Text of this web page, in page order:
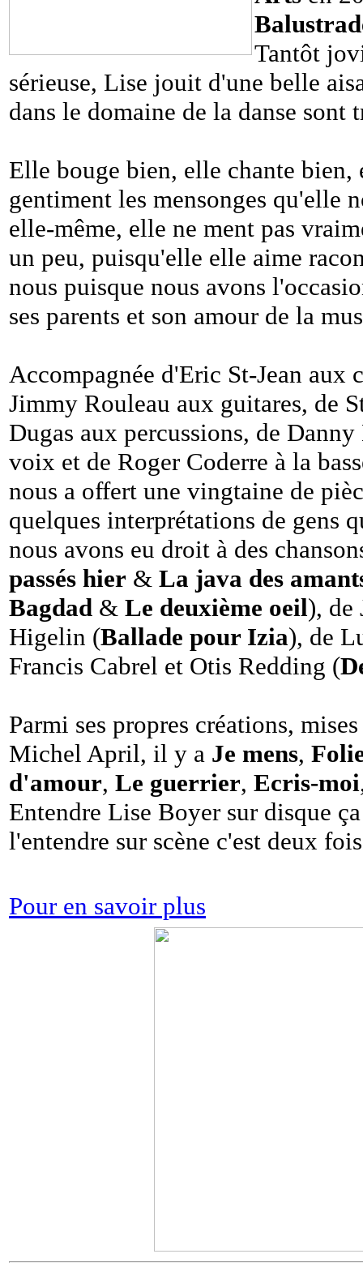
Tantôt
sérieuse, Lise jouit d'une belle
dans le domaine de la danse sont
Elle bouge bien, elle chante
gentiment les mensonges qu'elle
elle-même, elle ne ment pas
un peu, puisqu'elle elle aime
nous puisque nous avons
ses parents et son amour de la
Accompagnée d'Eric St-Jean aux
Jimmy Rouleau aux guitares, de
Dugas aux percussions, de
voix et de Roger Coderre à la
nous a offert une vingtaine de
quelques interprétations de gens
nous avons eu droit à des
passés hier & La java des
Bagdad & Le deuxième oeil), de
Higelin (Ballade pour Izia), de
Francis Cabrel et Otis Redding (
Parmi ses propres créations,
Michel April, il y a Je mens,
d'amour, Le guerrier, Ecris-moi
Entendre Lise Boyer sur disque
l'entendre sur scène c'est deux
Pour en savoir plus